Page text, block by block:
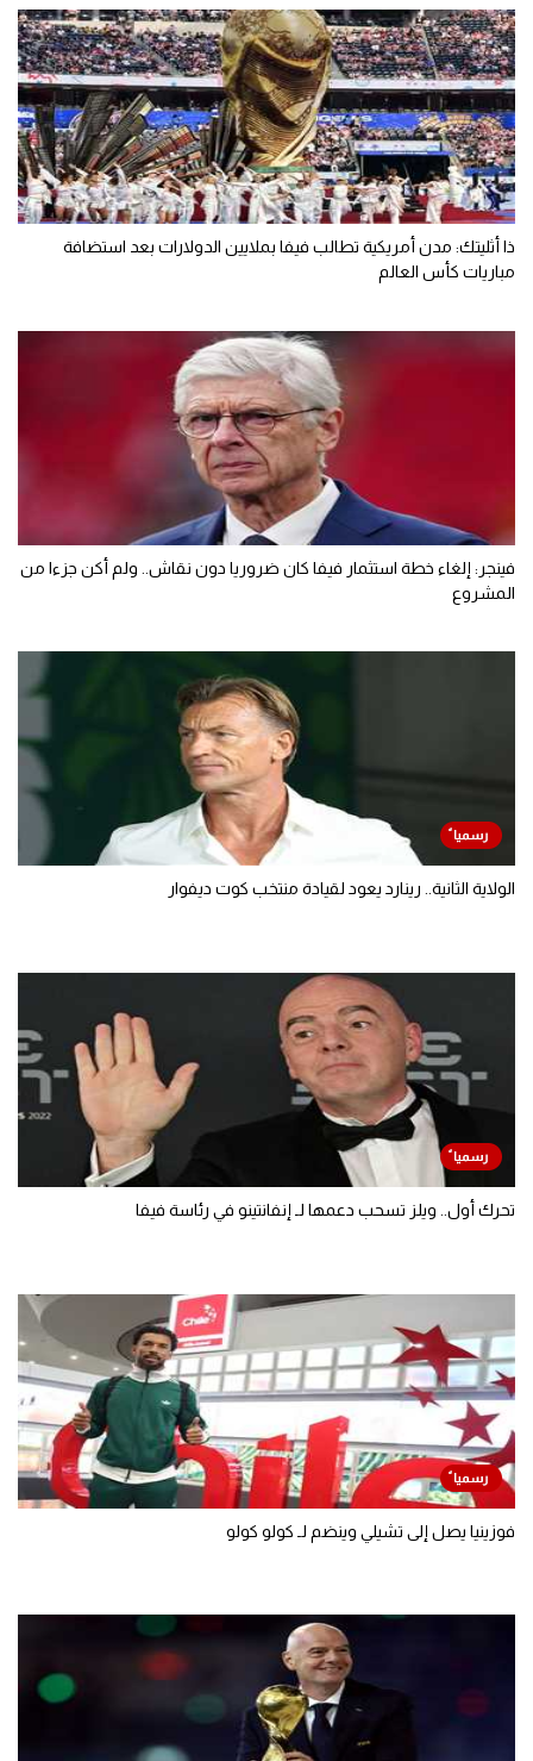
ذا أثليتك: مدن أمريكية تطالب فيفا بملايين الدولارات بعد استضافة
مباريات كأس العالم
فينجر: إلغاء خطة استثمار فيفا كان ضروريا دون نقاش.. ولم أكن جزءا من
المشروع
الولاية الثانية.. رينارد يعود لقيادة منتخب كوت ديفوار
تحرك أول.. ويلز تسحب دعمها لـ إنفانتينو في رئاسة فيفا
فوزينيا يصل إلى تشيلي وينضم لـ كولو كولو